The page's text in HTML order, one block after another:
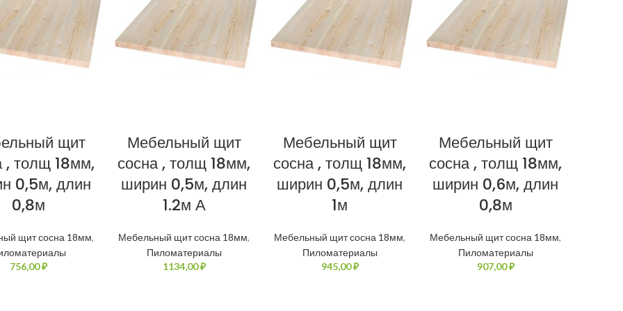
щит
, толщ 18мм,
0,5м, длин
0,8м
щит сосна 18мм,
₽
Мебельный щит
сосна , толщ 18мм,
ширин 0,5м, длин
1.2м А
Мебельный щит сосна 18мм,
Пиломатериалы
₽
Мебельный щит
сосна , толщ 18мм,
ширин 0,5м, длин
1м
Мебельный щит сосна 18мм,
Пиломатериалы
₽
Мебельный щит
сосна , толщ 18мм,
ширин 0,6м, длин
0,8м
Мебельный щит сосна 18мм,
Пиломатериалы
₽